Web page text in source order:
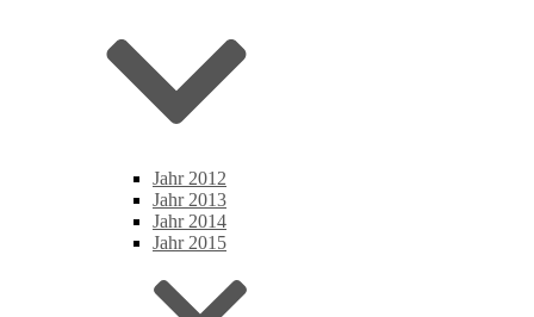
Jahr 2012
Jahr 2013
Jahr 2014
Jahr 2015